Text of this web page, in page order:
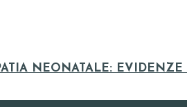
NEONATALE: